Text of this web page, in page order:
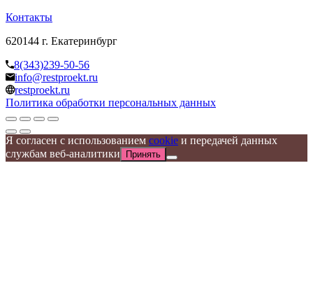
Контакты
620144 г. Екатеринбург
8(343)239-50-56
info@restproekt.ru
restproekt.ru
Политика обработки персональных данных
Я согласен с использованием cookie и передачей данных
службам веб-аналитики
Принять